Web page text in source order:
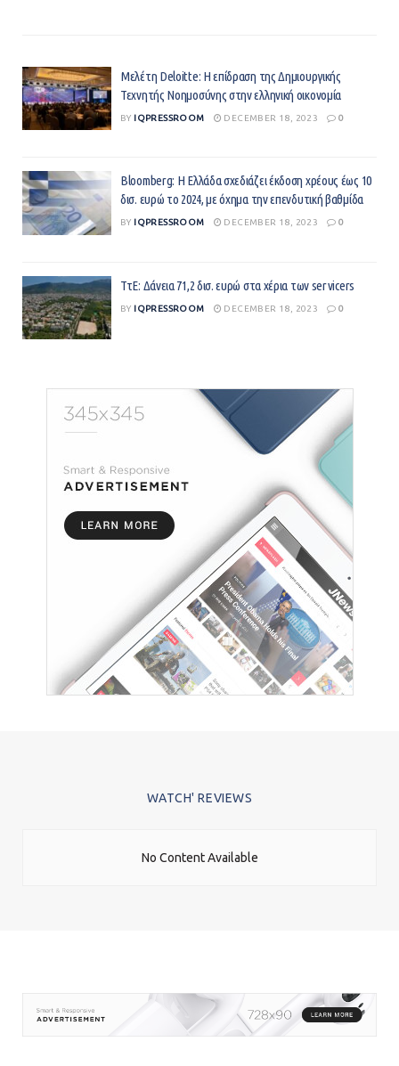
Μελέτη Deloitte: Η επίδραση της Δημιουργικής
Τεχνητής Νοημοσύνης στην ελληνική οικονομία
BY IQPRESSROOM DECEMBER 18, 2023 0
Bloomberg: Η Ελλάδα σχεδιάζει έκδοση χρέους έως 10
δισ. ευρώ το 2024, με όχημα την επενδυτική βαθμίδα
BY IQPRESSROOM DECEMBER 18, 2023 0
ΤτΕ: Δάνεια 71,2 δισ. ευρώ στα χέρια των servicers
BY IQPRESSROOM DECEMBER 18, 2023 0
WATCH' REVIEWS
No Content Available